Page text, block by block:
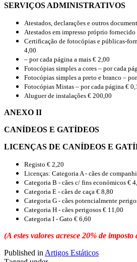
SERVIÇOS ADMINISTRATIVOS
Atestados, declarações e outros
Atestados em impresso próprio
Certificação de fotocópias e públicas-
4,00
– por cada página a mais € 2,00
Fotocópias simples a cores – por cada
Fotocópias simples a preto e branco –
Fotocópias Mistas – por cada página €
Aluguer de instalações € 200,00
ANEXO II
CANÍDEOS E GATÍDEOS
LICENÇAS DE CANÍDEOS E
Registo € 2,20
Licenças: Categoria A - cães de
Categoria B - cães c/ fins económicos €
Categoria E - cães de caça € 8,80
Categoria G - cães potencialmente
Categoria H - cães perigosos € 11,00
Categoria I - Gato € 6,60
(A estes valores acresce 20% de imposto
Published in Artigos Estáticos